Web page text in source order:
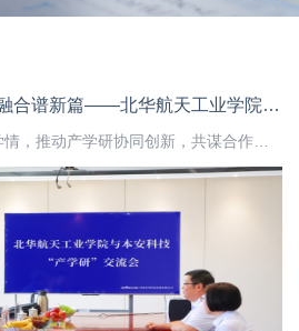
厚植母校谋发展，校企融合谱新篇——北华航天工业学院与本安科技举行“产学研”交流会